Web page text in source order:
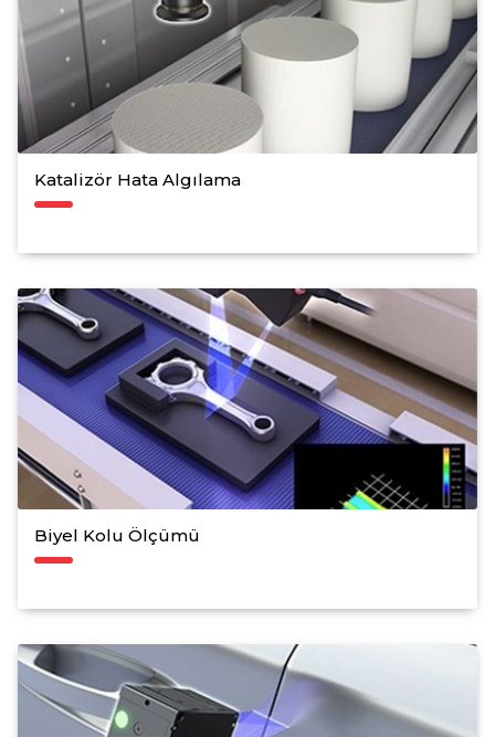
Katalizör Hata Algılama
Biyel Kolu Ölçümü